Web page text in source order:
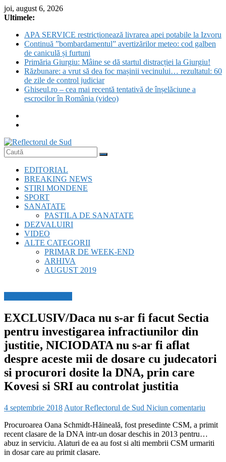
Skip
to
joi, august 6, 2026
Ultimele:
APA SERVICE restricționează livrarea apei potabile la Izvoru
Continuă ”bombardamentul” avertizărilor meteo: cod galben
de caniculă și furtuni
Primăria Giurgiu: Mâine se dă startul distracției la Giurgiu!
Răzbunare: a vrut să dea foc mașinii vecinului… rezultatul: 60
de zile de control judiciar
Ghiseul.ro – cea mai recentă tentativă de înșelăciune a
escrocilor în România (video)
Reflectorul
Sud
EDITORIAL
BREAKING NEWS
STIRI MONDENE
SPORT
SANATATE
PASTILA DE SANATATE
DEZVALUIRI
VIDEO
ALTE CATEGORII
PRIMAR DE WEEK-END
ARHIVA
AUGUST 2019
EXCLUSIV/Daca nu s-ar fi facut Sectia
pentru investigarea infractiunilor din
justitie, NICIODATA nu s-ar fi aflat
despre aceste mii de dosare cu judecatori
si procurori dosite la DNA, prin care
Kovesi si SRI au controlat justitia
4 septembrie 2018 Autor Reflectorul de Sud Niciun comentariu
Procuroarea Oana Schmidt-Hăineală, fost presedinte CSM, a primit
recent clasare de la DNA intr-un dosar deschis in 2013 pentru…
abuz in serviciu. Alaturi de ea au fost si alti membrii CSM urmariti
in dosar care au primit clasare.